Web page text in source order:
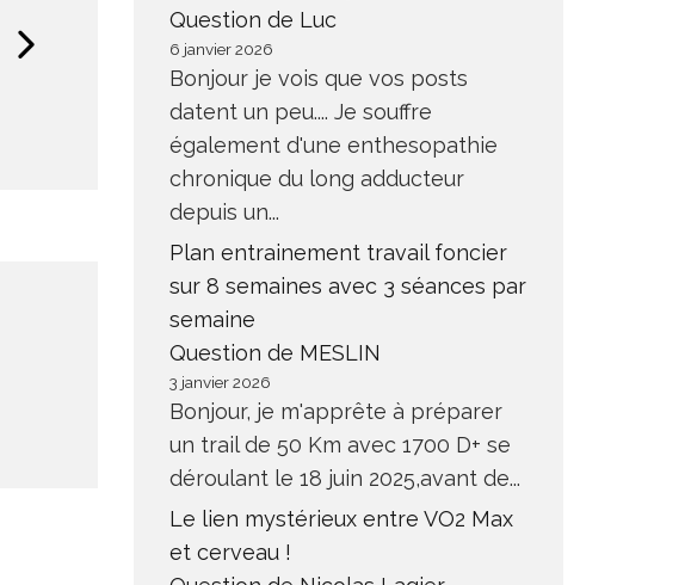
Question de Luc
6 janvier 2026
Bonjour je vois que vos posts
datent un peu.... Je souffre
également d'une enthesopathie
chronique du long adducteur
depuis un...
Plan entrainement travail foncier
sur 8 semaines avec 3 séances par
semaine
Question de MESLIN
3 janvier 2026
Bonjour, je m'apprête à préparer
un trail de 50 Km avec 1700 D+ se
déroulant le 18 juin 2025,avant de...
Le lien mystérieux entre VO2 Max
et cerveau !